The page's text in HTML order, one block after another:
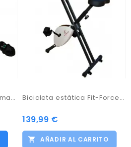
Carro eléctrico de golf marca Prokaddy modelo D3GTX negro con batería de 33amp Bicicleta estática Fit-Force regulable plegable 8 niveles de resistencia
139,99 €
AÑADIR AL CARRITO